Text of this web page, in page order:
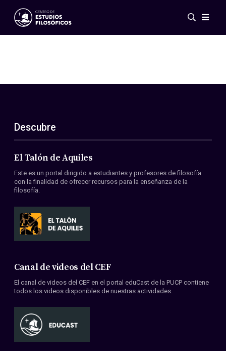
Eventos
ES
EN
Acerca de nosotros
Miembros
Convenios
Descubre
El Talón de Aquiles
Este es un portal dirigido a estudiantes y profesores de filosofía
con la finalidad de ofrecer recursos para la enseñanza de la
filosofía.
Canal de videos del CEF
El canal de videos del CEF en el portal eduCast de la PUCP contiene
todos los videos disponibles de nuestras actividades.